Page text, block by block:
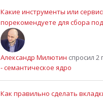
Какие инструменты или
порекомендуете для сбора
Александр Милютин спросил 2
- семантическое ядро
Как правильно сделать